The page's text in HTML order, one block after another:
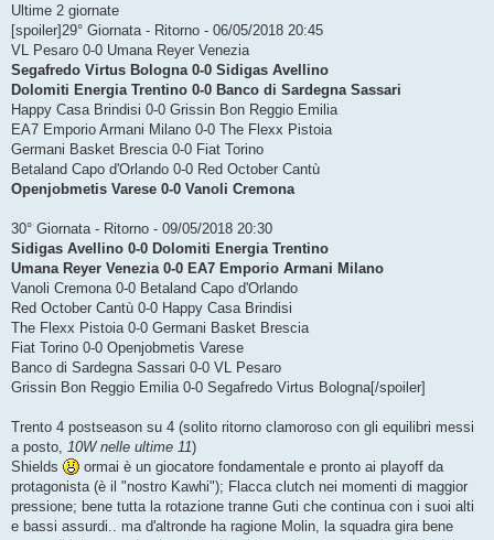
Ultime 2 giornate
[spoiler]29° Giornata - Ritorno - 06/05/2018 20:45
VL Pesaro 0-0 Umana Reyer Venezia
Segafredo Virtus Bologna 0-0 Sidigas Avellino
Dolomiti Energia Trentino 0-0 Banco di Sardegna Sassari
Happy Casa Brindisi 0-0 Grissin Bon Reggio Emilia
EA7 Emporio Armani Milano 0-0 The Flexx Pistoia
Germani Basket Brescia 0-0 Fiat Torino
Betaland Capo d'Orlando 0-0 Red October Cantù
Openjobmetis Varese 0-0 Vanoli Cremona
30° Giornata - Ritorno - 09/05/2018 20:30
Sidigas Avellino 0-0 Dolomiti Energia Trentino
Umana Reyer Venezia 0-0 EA7 Emporio Armani Milano
Vanoli Cremona 0-0 Betaland Capo d'Orlando
Red October Cantù 0-0 Happy Casa Brindisi
The Flexx Pistoia 0-0 Germani Basket Brescia
Fiat Torino 0-0 Openjobmetis Varese
Banco di Sardegna Sassari 0-0 VL Pesaro
Grissin Bon Reggio Emilia 0-0 Segafredo Virtus Bologna[/spoiler]
Trento 4 postseason su 4 (solito ritorno clamoroso con gli equilibri messi
a posto,
10W nelle ultime 11)
Shields
ormai è un giocatore fondamentale e pronto ai playoff da
protagonista (è il "nostro Kawhi"); Flacca clutch nei momenti di maggior
pressione; bene tutta la rotazione tranne Guti che continua con i suoi alti
e bassi assurdi.. ma d'altronde ha ragione Molin, la squadra gira bene